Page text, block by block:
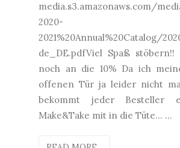
media.s3.amazonaws.com/
2020-
2021%20Annual%20Catalog/
de_DE.pdfViel Spaß stöbern!!
noch an die 10% Da ich
offenen Tür ja leider nicht
bekommt jeder Besteller
Make&Take mit in die Tüte... ...